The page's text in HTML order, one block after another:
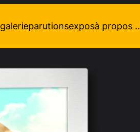
galerieparutionsexposà propos ..